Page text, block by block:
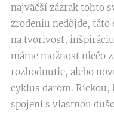
najväčší zázrak tohto
zrodeniu nedôjde, táto
na tvorivosť,
máme možnosť niečo
rozhodnutie, alebo
cyklus darom.
spojení s vlastnou